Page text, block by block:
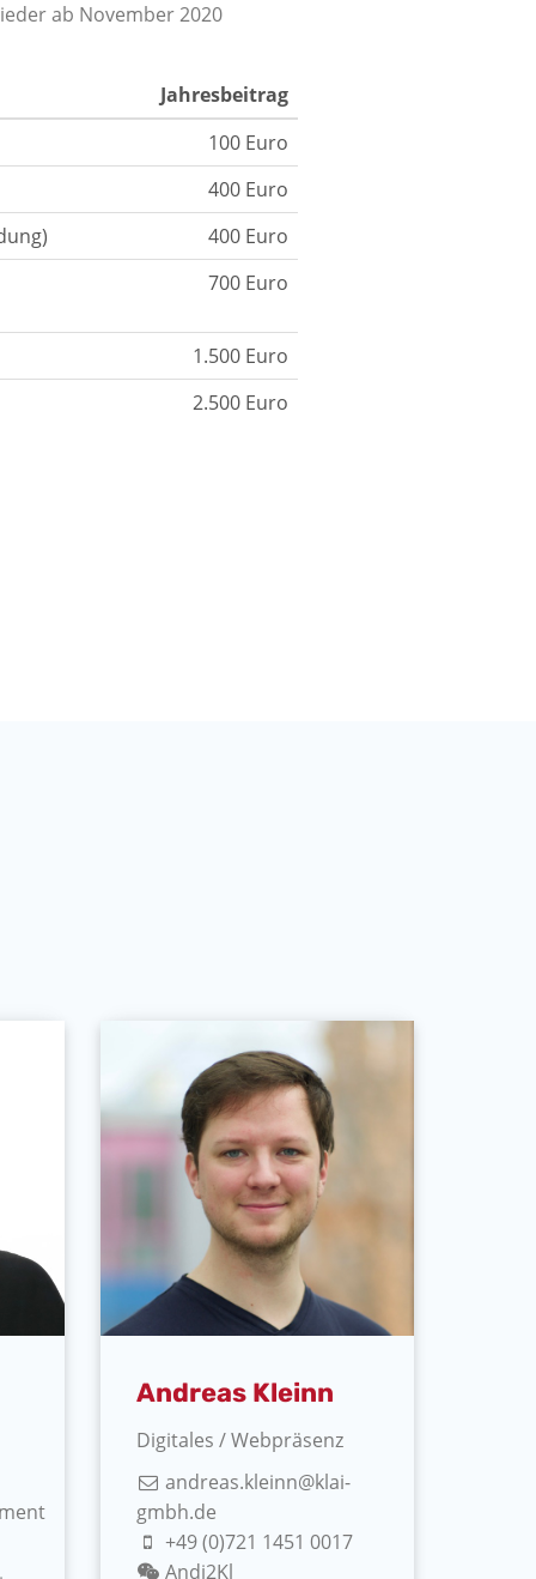
ab November 2020
Jahresbeitrag
100 Euro
400 Euro
400 Euro
700 Euro
1.500 Euro
2.500 Euro
Andreas Kleinn
Digitales / Webpräsenz
andreas.kleinn@klai-
gmbh.de
+49 (0)721 1451 0017
Andi2Kl